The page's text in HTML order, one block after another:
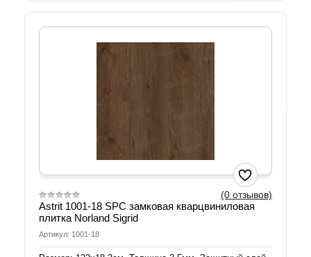
(0 отзывов)
Astrit 1001-18 SPC замковая кварцвиниловая
плитка Norland Sigrid
Артикул: 1001-18